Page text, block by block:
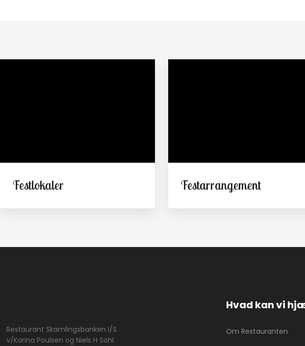
Festlokaler Festarrangement
Restaurant Skamlingsbanken I/S
​v/Karina Poulsen og Niels H Sohl
Hvad kan vi
Om Restauranten